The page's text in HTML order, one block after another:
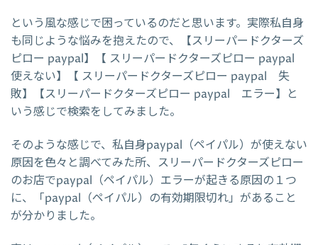
という風な感じで困っているのだと思います。実際私自身
も同じような悩みを抱えたので、【スリーパードクターズ
ピロー paypal】【 スリーパードクターズピロー paypal
使えない】【 スリーパードクターズピロー paypal 失
敗】【スリーパードクターズピロー paypal エラー】と
いう感じで検索をしてみました。
そのような感じで、私自身paypal（ペイパル）が使えない
原因を色々と調べてみた所、スリーパードクターズピロー
のお店でpaypal（ペイパル）エラーが起きる原因の１つ
に、「paypal（ペイパル）の有効期限切れ」があること
が分かりました。